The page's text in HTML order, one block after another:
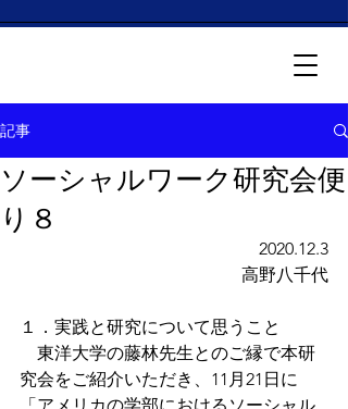
記事
ソーシャルワーク研究会便
り８
2020.12.3
高野八千代
１．実践と研究について思うこと
東洋大学の藤林先生とのご縁で本研
究会をご紹介いただき、11月21日に